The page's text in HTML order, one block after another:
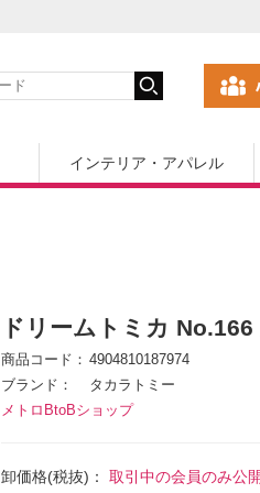
インテリア・アパレル
ドリームトミカ
商品コード
4904810187974
ブランド
タカラトミー
メトロBtoBショップ
卸価格(税抜)： 取引中の会員のみ公開